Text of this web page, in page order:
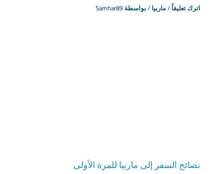
اترك تعليقاً/ماربيا/ بواسطةSamhar89
نصائح السفر إلى ماربيا للمرة الأولى